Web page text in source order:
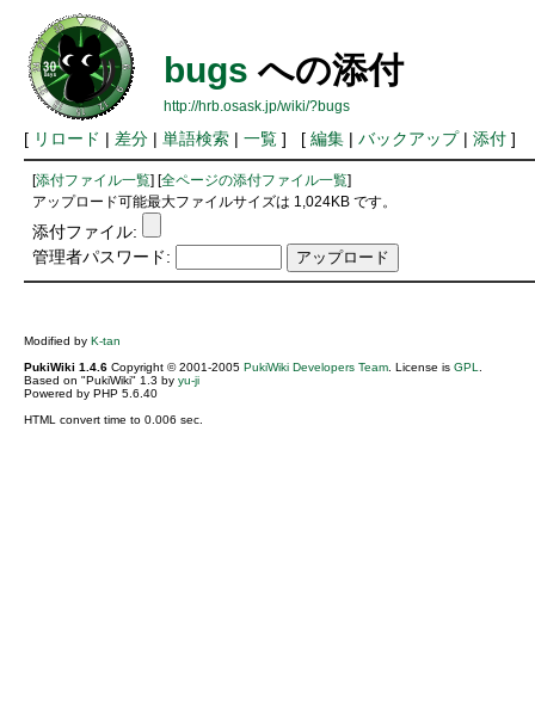
bugs への添付
http://hrb.osask.jp/wiki/?bugs
[ リロード | 差分| 単語検索| 一覧] [ 編集| バックアップ| 添付]
[添付ファイル一覧] [全ページの添付ファイル一覧]
アップロード可能最大ファイルサイズは 1,024KB です。
添付ファイル:
管理者パスワード:
Modified by K-tan
PukiWiki 1.4.6Copyright © 2001-2005 PukiWiki Developers Team. License is GPL
Based on "PukiWiki" 1.3 by yu-ji
Powered by PHP 5.6.40
HTML convert time to 0.006 sec.